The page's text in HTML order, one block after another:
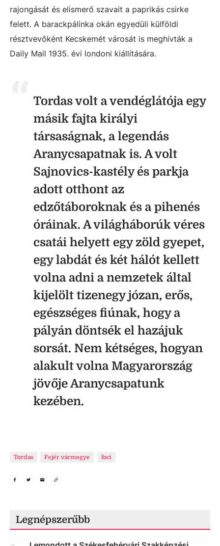
rajongását és elismerő szavait a paprikás csirke
felett. A barackpálinka okán egyedüli külföldi
résztvevőként Kecskemét városát is meghívták a
Daily Mail 1935. évi londoni kiállítására.
Tordas volt a vendéglátója egy
másik fajta királyi
társaságnak, a legendás
Aranycsapatnak is. A volt
Sajnovics-kastély és parkja
adott otthont az
edzőtáboroknak és a pihenés
óráinak. A világháborúk véres
csatái helyett egy zöld gyepet,
egy labdát és két hálót kellett
volna adni a nemzetek által
kijelölt tizenegy józan, erős,
egészséges fiúnak, hogy a
pályán döntsék el hazájuk
sorsát. Nem kétséges, hogyan
alakult volna Magyarország
jövője Aranycsapatunk
kezében.
Tordas Fejér vármegye foci
Legnépszerűbb